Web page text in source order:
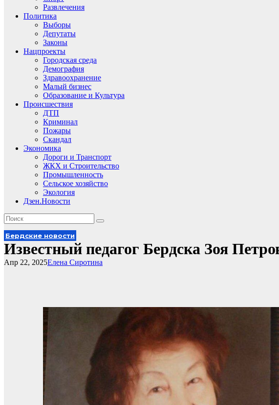
Развлечения
Политика
Выборы
Депутаты
Законы
Нацпроекты
Городская среда
Демография
Здравоохранение
Малый бизнес
Образование и Культура
Происшествия
ДТП
Криминал
Пожары
Скандал
Экономика
Дороги и Транспорт
ЖКХ и Строительство
Промышленность
Сельское хозяйство
Экология
Дзен.Новости
Бердские новости
Известный педагог Бердска Зоя
Елена Сиротина
Апр 22, 2025